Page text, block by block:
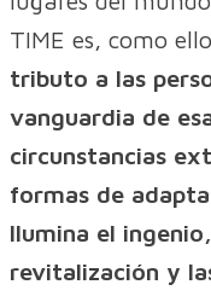
TIME es, como
tributo a las
vanguardia de
circunstancias
formas de
Ilumina el
revitalización y